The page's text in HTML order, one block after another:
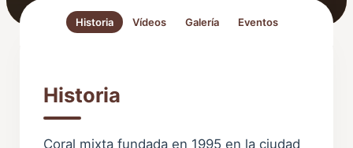
Historia Vídeos Galería Eventos
Historia
Coral mixta fundada en 1995 en la ciudad